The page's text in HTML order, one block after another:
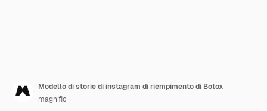
Modello di storie di instagram di riempimento di Botox
magnific